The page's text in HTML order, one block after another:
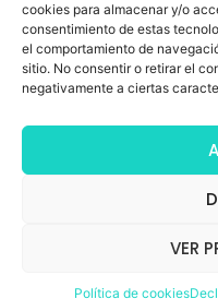
cookies para almacenar y/o
consentimiento de estas
el comportamiento de
sitio. No consentir o retirar el
negativamente a ciertas
VER
Política de cookies
Carteles personalizados
Cuadros y lienzos
Corpóreos y cajas de luz
Jardines verticales
WWW.M2-
POLÍTICA DE